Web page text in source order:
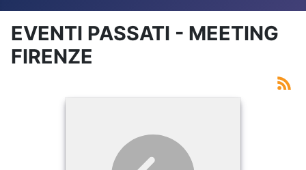
Type 2 or more characters
EVENTI PASSATI - MEETING
FIRENZE